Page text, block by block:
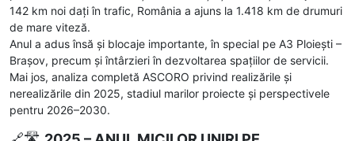
142 km noi dați în trafic, România a ajuns la 1.418 km de drumuri
de mare viteză.
Anul a adus însă și blocaje importante, în special pe A3 Ploiești –
Brașov, precum și întârzieri în dezvoltarea spațiilor de servicii.
Mai jos, analiza completă ASCORO privind realizările și
nerealizările din 2025, stadiul marilor proiecte și perspectivele
pentru 2026–2030.